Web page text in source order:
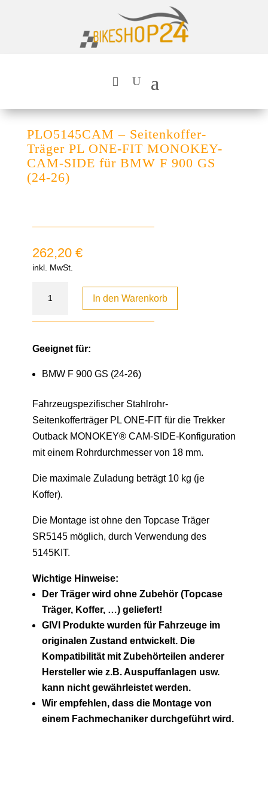
PLO5145CAM – Seitenkoffer-
Träger PL ONE-FIT MONOKEY-
CAM-SIDE für BMW F 900 GS
(24-26)
262,20 €
inkl. MwSt.
In den Warenkorb
Geeignet für:
BMW F 900 GS (24-26)
Fahrzeugspezifischer Stahlrohr-
Seitenkofferträger PL ONE-FIT für die Trekker
Outback MONOKEY® CAM-SIDE-Konfiguration
mit einem Rohrdurchmesser von 18 mm.
Die maximale Zuladung beträgt 10 kg (je
Koffer).
Die Montage ist ohne den Topcase Träger
SR5145 möglich, durch Verwendung des
5145KIT.
Wichtige Hinweise:
Der Träger wird ohne Zubehör (Topcase
Träger, Koffer, …) geliefert!
GIVI Produkte wurden für Fahrzeuge im
originalen Zustand entwickelt. Die
Kompatibilität mit Zubehörteilen anderer
Hersteller wie z.B. Auspuffanlagen usw.
kann nicht gewährleistet werden.
Wir empfehlen, dass die Montage von
einem Fachmechaniker durchgeführt wird.